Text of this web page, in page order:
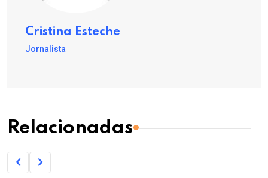
Cristina Esteche
Jornalista
Relacionadas